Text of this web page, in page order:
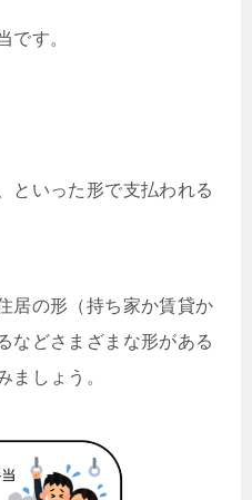
です。
といった形で支払われる
居の形（持ち家か賃貸か
などさまざまな形がある
ましょう。